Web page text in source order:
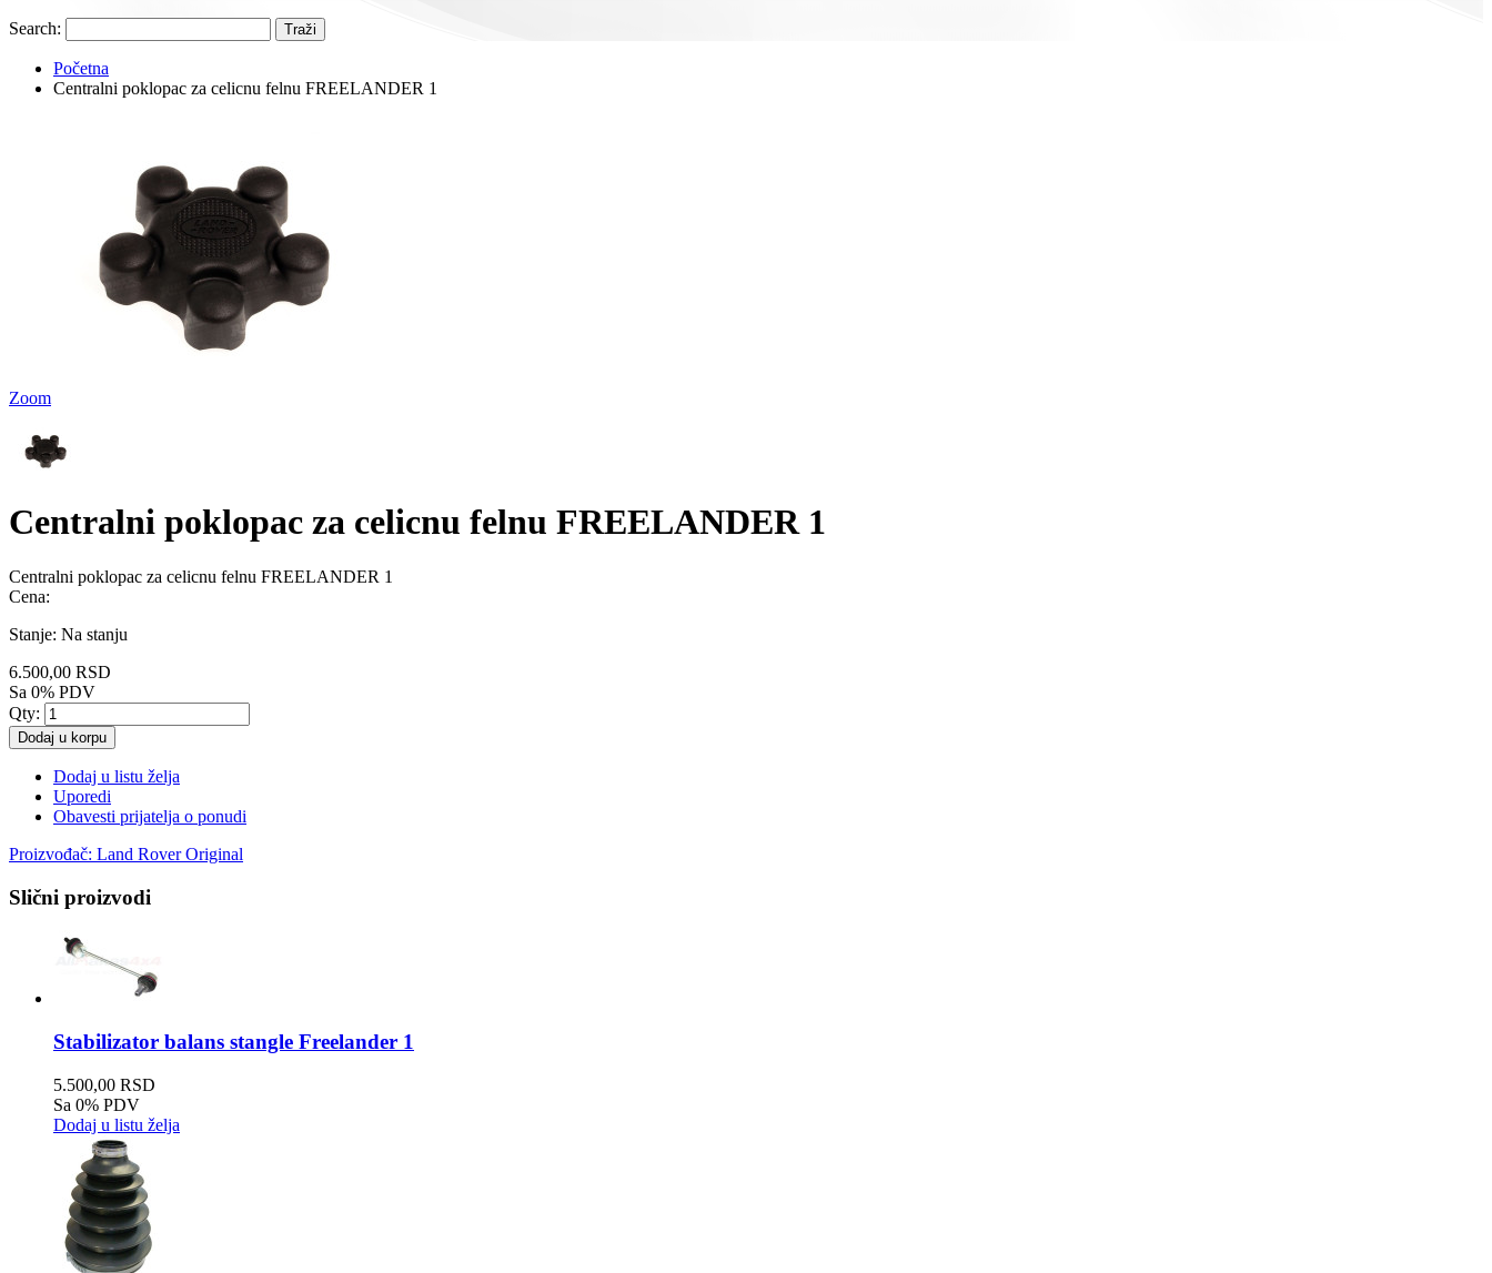
Search: Traži
Početna
Centralni poklopac za celicnu felnu FREELANDER 1
Zoom
Centralni poklopac za celicnu felnu FREELANDER 1
Centralni poklopac za celicnu felnu FREELANDER 1
Cena:
Stanje: Na stanju
6.500,00 RSD
Sa 0% PDV
Qty:
Dodaj u korpu
Dodaj u listu želja
Uporedi
Obavesti prijatelja o ponudi
Proizvođač: Land Rover Original
Slični proizvodi
Stabilizator balans stangle Freelander 1
5.500,00 RSD
Sa 0% PDV
Dodaj u listu želja